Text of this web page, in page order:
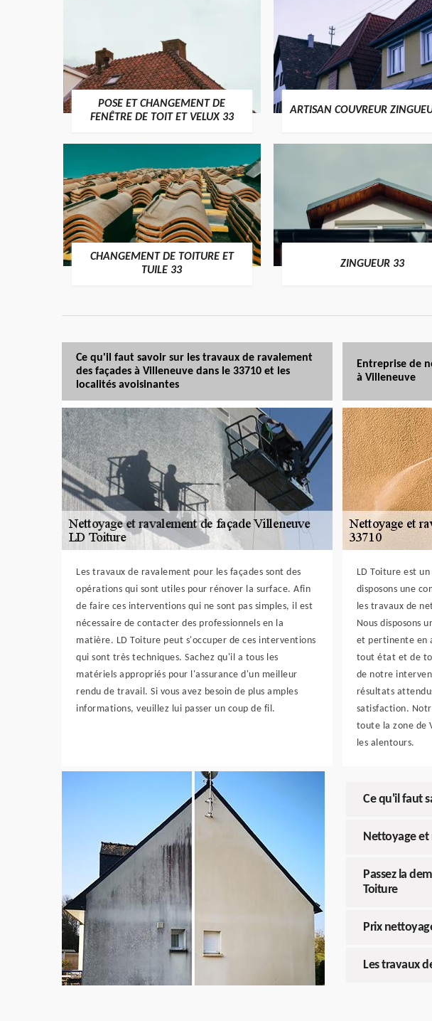
POSE ET CHANGEMENT DE
FENÊTRE DE TOIT ET VELUX 33
ARTISAN COUVREUR
CHANGEMENT DE TOITURE ET
TUILE 33
ZINGUEUR 33
Ce qu'il faut savoir sur les travaux de ravalement
des façades à Villeneuve dans le 33710 et les
localités avoisinantes
Les travaux de ravalement pour les façades sont des
opérations qui sont utiles pour rénover la surface. Afin
de faire ces interventions qui ne sont pas simples, il est
nécessaire de contacter des professionnels en la
matière. LD Toiture peut s'occuper de ces interventions
qui sont très techniques. Sachez qu'il a tous les
matériels appropriés pour l'assurance d'un meilleur
rendu de travail. Si vous avez besoin de plus amples
informations, veuillez lui passer un coup de fil.
Entreprise de
à Villeneuve
LD Toiture est
disposons une
les travaux de
Nous disposons
et pertinente en
tout état et de
de notre
résultats
satisfaction.
toute la zone de
les alentours.
Ce qu'il faut
Nettoyage et
Passez la
Toiture
Prix
Les travaux